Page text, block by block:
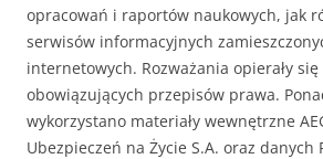
opracowań i raportów naukowych, jak
serwisów informacyjnych
internetowych. Rozważania opierały
obowiązujących przepisów prawa.
wykorzystano materiały wewnętrzne
Ubezpieczeń na Życie S.A. oraz danych